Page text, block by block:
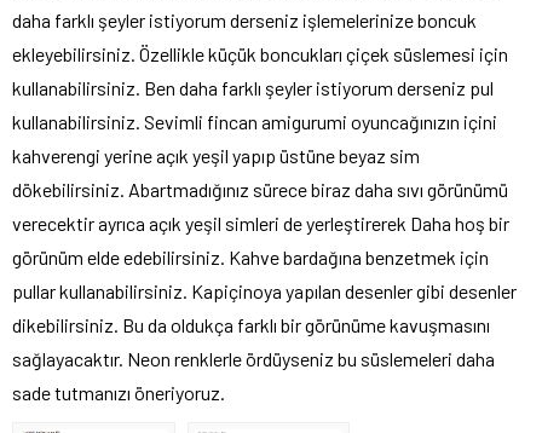
daha farklı şeyler istiyorum derseniz işlemelerinize boncuk
ekleyebilirsiniz. Özellikle küçük boncukları çiçek süslemesi için
kullanabilirsiniz. Ben daha farklı şeyler istiyorum derseniz pul
kullanabilirsiniz. Sevimli fincan amigurumi oyuncağınızın içini
kahverengi yerine açık yeşil yapıp üstüne beyaz sim
dökebilirsiniz. Abartmadığınız sürece biraz daha sıvı görünümü
verecektir ayrıca açık yeşil simleri de yerleştirerek Daha hoş bir
görünüm elde edebilirsiniz. Kahve bardağına benzetmek için
pullar kullanabilirsiniz. Kapiçinoya yapılan desenler gibi desenler
dikebilirsiniz. Bu da oldukça farklı bir görünüme kavuşmasını
sağlayacaktır. Neon renklerle ördüyseniz bu süslemeleri daha
sade tutmanızı öneriyoruz.